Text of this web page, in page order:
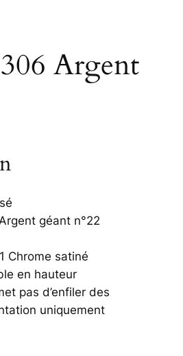
Argent
géant n°22
Chrome satiné
en hauteur
pas d’enfiler des
uniquement